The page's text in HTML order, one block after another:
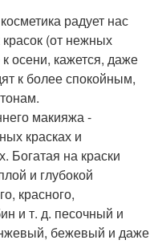
радует нас
(от нежных
осени, кажется, даже
к более спокойным,
макияжа -
красках и
Богатая на краски
и глубокой
красного,
и т. д. песочный и
бежевый и даже